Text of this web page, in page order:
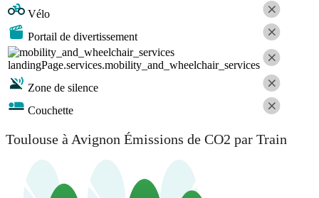
Vélo
Portail de divertissement
landingPage.services.mobility_and_wheelchair_services
Zone de silence
Couchette
Toulouse à Avignon Émissions de CO2 par Train